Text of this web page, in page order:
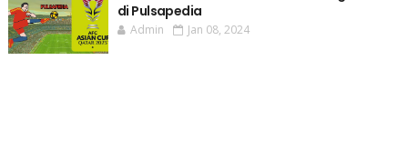
di Pulsapedia
Admin Jan 08, 2024